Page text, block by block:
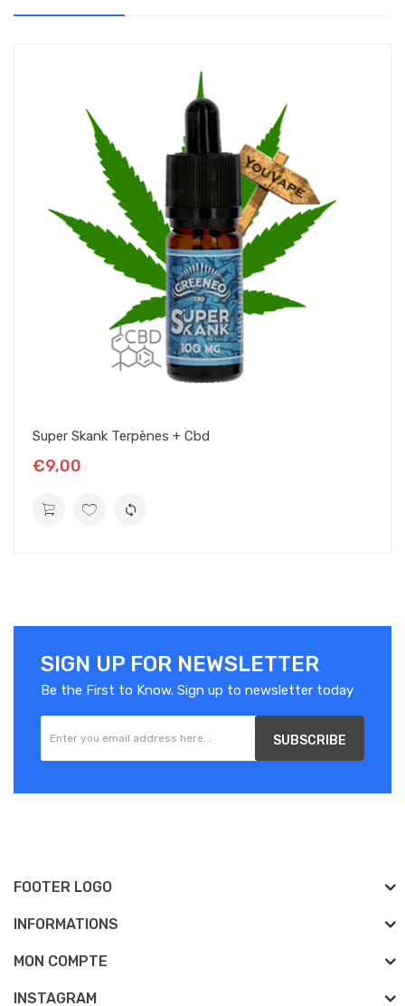
CONTENU DU COFFRET
1x Bouteille silicone Cappy V5 Basic
Super Skank Terpènes + Cbd
€9,00
SIGN UP FOR NEWSLETTER
Be the First to Know. Sign up to newsletter today
SUBSCRIBE
FOOTER LOGO
INFORMATIONS
MON COMPTE
INSTAGRAM